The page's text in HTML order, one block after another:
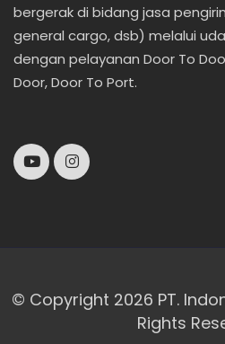
bergerak di bidang jasa
general cargo, dsb) melalui
dengan pelayanan Door To
Door, Door To Port.
© Copyright 2026 PT.
Rights